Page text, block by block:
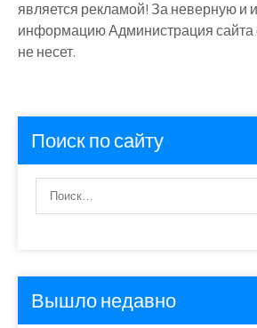
является рекламой! За неверную и
информацию Администрация сайта
не несет.
Поиск по сайту
Вышло недавно